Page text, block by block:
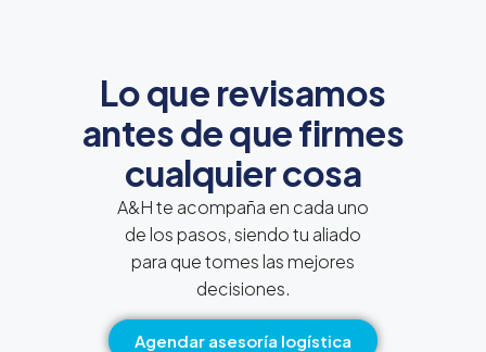
Lo que revisamos
antes de que firmes
cualquier cosa
A&H te acompaña en cada uno
de los pasos, siendo tu aliado
para que tomes las mejores
decisiones.
Agendar asesoría logística